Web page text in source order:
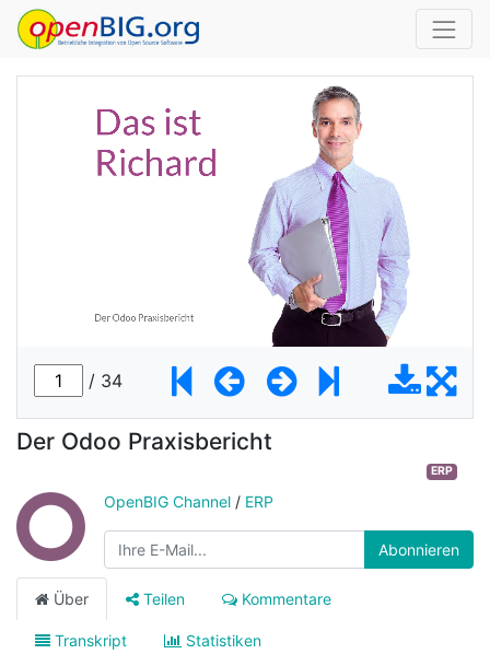
Der Odoo Praxisbericht
ERP
OpenBIG Channel / ERP
Abonnieren
Über Teilen Kommentare
Transkript Statistiken